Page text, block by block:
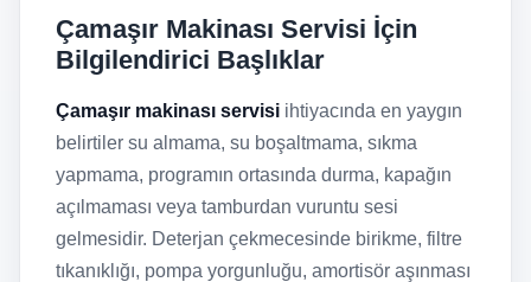
Çamaşır Makinası Servisi İçin
Bilgilendirici Başlıklar
Çamaşır makinası servisi ihtiyacında en yaygın
belirtiler su almama, su boşaltmama, sıkma
yapmama, programın ortasında durma, kapağın
açılmaması veya tamburdan vuruntu sesi
gelmesidir. Deterjan çekmecesinde birikme, filtre
tıkanıklığı, pompa yorgunluğu, amortisör aşınması